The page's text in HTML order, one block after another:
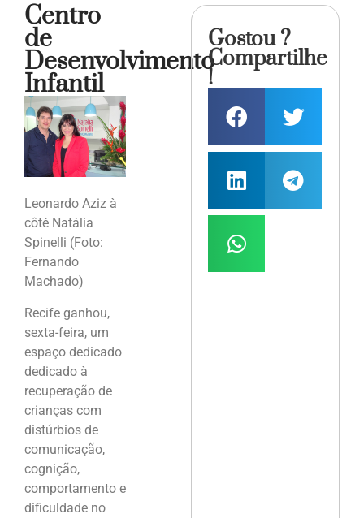
Centro
de
Desenvolvimento
Infantil
Leonardo Aziz à
côté Natália
Spinelli (Foto:
Fernando
Machado)
Recife ganhou,
sexta-feira, um
espaço dedicado
dedicado à
recuperação de
crianças com
distúrbios de
comunicação,
cognição,
comportamento e
dificuldade no
Gostou ?
Compartilhe
!